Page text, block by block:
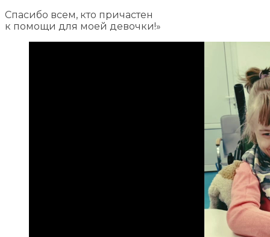
Спасибо всем, кто причастен
к помощи для моей девочки!»